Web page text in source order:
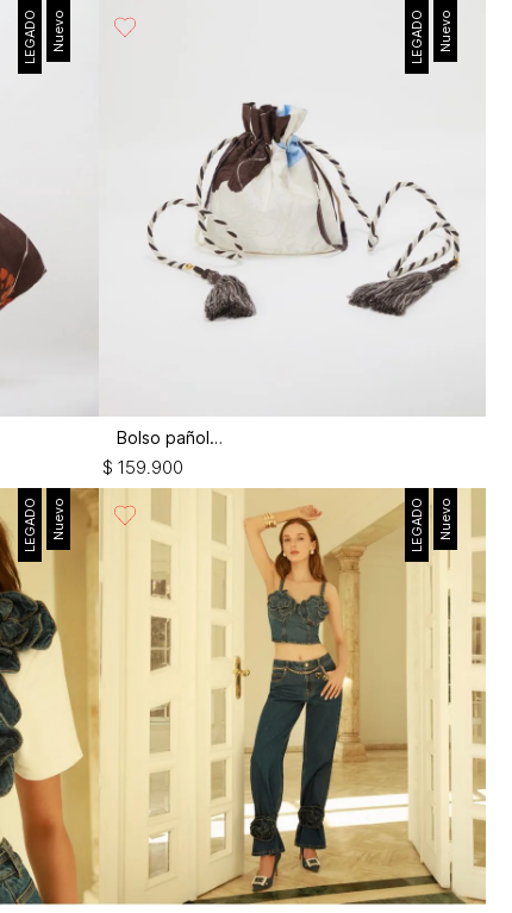
Nuevo
LEGADO Nuevo
LEGADO
Bolso pañoleta
$ 159 900
Nuevo
LEGADO Nuevo
LEGADO